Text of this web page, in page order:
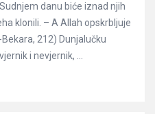
danu biće iznad njih
klonili. – A Allah opskrbljuje
212) Dunjalučku
i nevjernik, ...